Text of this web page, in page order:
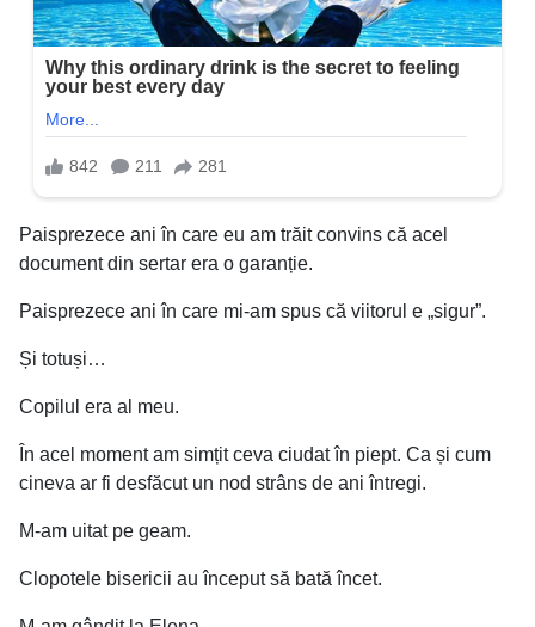
Paisprezece ani în care eu am trăit convins că acel
document din sertar era o garanție.
Paisprezece ani în care mi-am spus că viitorul e „sigur”.
Și totuși…
Copilul era al meu.
În acel moment am simțit ceva ciudat în piept. Ca și cum
cineva ar fi desfăcut un nod strâns de ani întregi.
M-am uitat pe geam.
Clopotele bisericii au început să bată încet.